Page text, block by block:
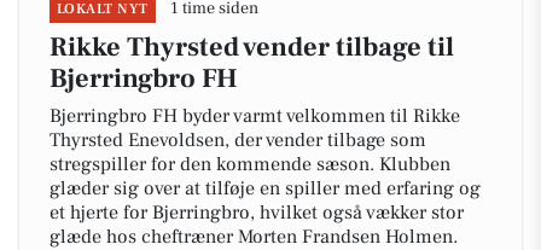
LOKALT NYT 1 time siden
Rikke Thyrsted vender tilbage til
Bjerringbro FH
Bjerringbro FH byder varmt velkommen til Rikke
Thyrsted Enevoldsen, der vender tilbage som
stregspiller for den kommende sæson. Klubben
glæder sig over at tilføje en spiller med erfaring og
et hjerte for Bjerringbro, hvilket også vækker stor
glæde hos cheftræner Morten Frandsen Holmen.